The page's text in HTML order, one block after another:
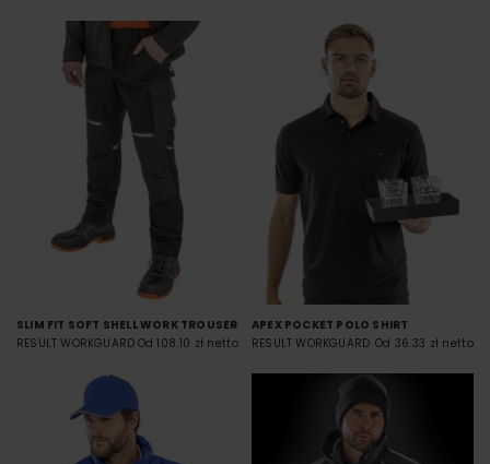
SLIM FIT SOFT SHELL WORK TROUSER
RESULT WORKGUARD Od 108.10 zł netto
APEX POCKET POLO SHIRT
RESULT WORKGUARD Od 36.33 zł netto